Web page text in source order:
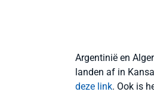
Argentinië en
landen af in
deze link. Ook is